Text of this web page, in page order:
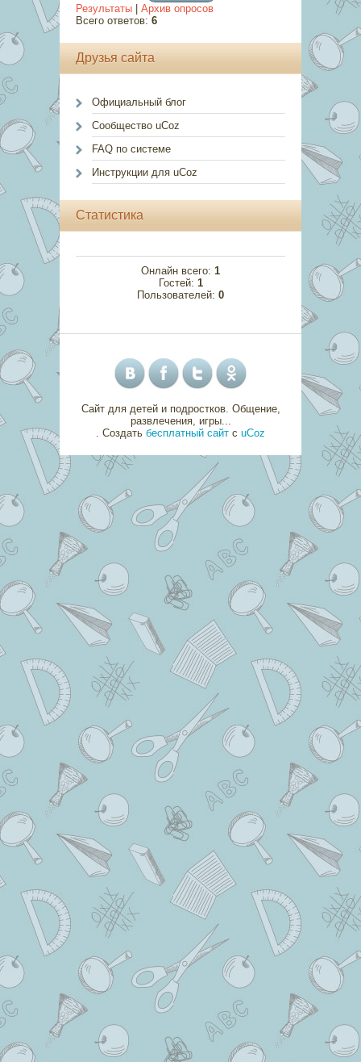
Результаты
Архив опросов
Всего ответов: 6
Друзья сайта
Официальный блог
Сообщество uCoz
FAQ по системе
Инструкции для uCoz
Статистика
Онлайн всего: 1
Гостей: 1
Пользователей: 0
Сайт для детей и подростков. Общение,
развлечения, игры...
. Создать бесплатный сайт с uCoz